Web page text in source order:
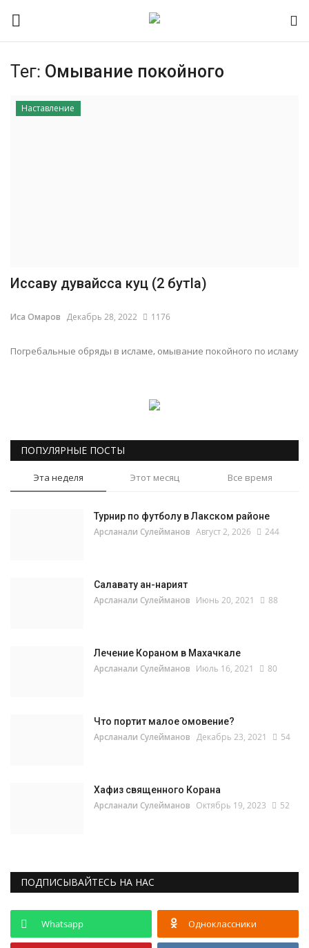
История лакцев
Книги
Тег: Омывание покойного
Наставление
Иссаву дувайсса куц (2 бутla)
Иса Омаров Декабрь 28, 2022 1176
Погребальные обряды в исламе, омывание покойного по исламу
ПОПУЛЯРНЫЕ ПОСТЫ
Эта неделя Этот месяц Все время
Турнир по футболу в Лакском районе
Арсланали Сулейманов Август 2, 2026 244
Салавату ан-нарият
Арсланали Сулейманов Июнь 20, 2021 88
Лечение Кораном в Махачкале
Арсланали Сулейманов Июль 16, 2021 80
Что портит малое омовение?
Арсланали Сулейманов Декабрь 23, 2021 54
Хафиз священного Корана
Арсланали Сулейманов Октябрь 19, 2023 52
ПОДПИСЫВАЙТЕСЬ НА НАС
Whatsapp Одноклассники